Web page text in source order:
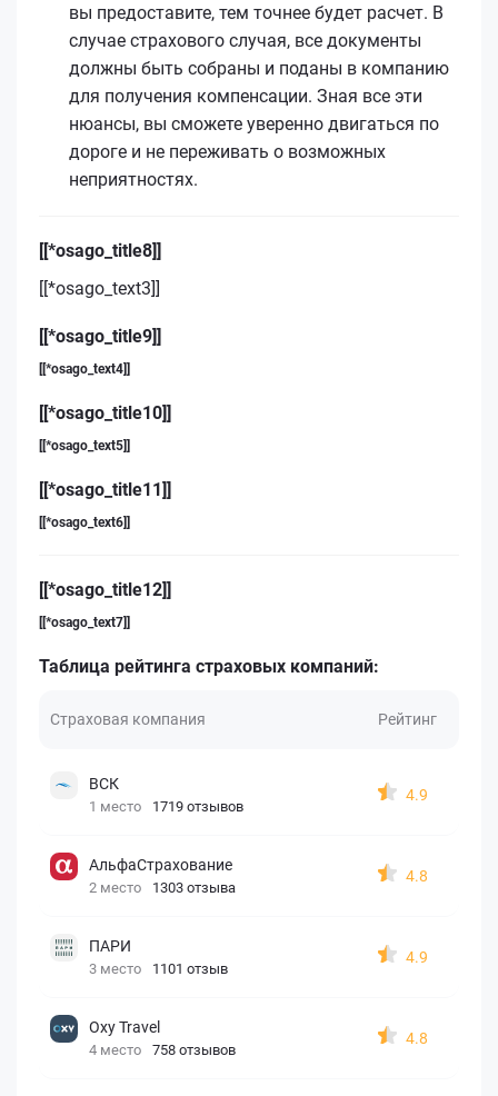
вы предоставите, тем точнее будет расчет. В
случае страхового случая, все документы
должны быть собраны и поданы в компанию
для получения компенсации. Зная все эти
нюансы, вы сможете уверенно двигаться по
дороге и не переживать о возможных
неприятностях.
[[*osago_title8]]
[[*osago_text3]]
[[*osago_title9]]
[[*osago_text4]]
[[*osago_title10]]
[[*osago_text5]]
[[*osago_title11]]
[[*osago_text6]]
[[*osago_title12]]
[[*osago_text7]]
Таблица рейтинга страховых компаний:
Страховая компания Рейтинг
ВСК
1 место 1719 отзывов
4.9
АльфаСтрахование
2 место 1303 отзыва
4.8
ПАРИ
3 место 1101 отзыв
4.9
Oxy Travel
4 место 758 отзывов
4.8